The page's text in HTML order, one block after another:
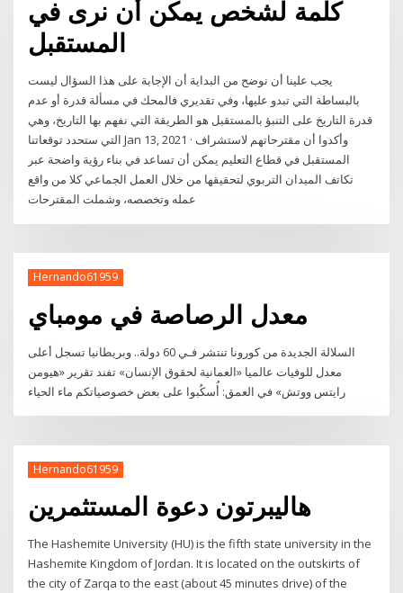
كلمة لشخص يمكن أن نرى في
المستقبل
يجب علينا أن نوضح من البداية أن الإجابة على هذا السؤال ليست
بالبساطة التي تبدو عليها، وفي تقديري فالمحك في مسألة قدرة أو عدم
قدرة التاريخ على التنبؤ بالمستقبل هو الطريقة التي نفهم بها التاريخ، وهي
التي ستحدد توقعاتنا Jan 13, 2021 · وأكدوا أن مقترحاتهم لاستشراف
المستقبل في قطاع التعليم يمكن أن تساعد في بناء رؤية واضحة عبر
تكاتف الميدان التربوي لتحقيقها من خلال العمل الجماعي كلا من واقع
عمله وتخصصه، وشملت المقترحات
Hernando61959
معدل الرصاصة في مومباي
السلالة الجديدة من كورونا تنتشر فـي 60 دولة.. وبريطانيا تسجل أعلى
معدل للوفيات عالميا «العمانية لحقوق الإنسان» تفند تقرير «هيومن
رايتس ووتش» في العمق: أُسكُبوا على بعض خصوصياتكم ماء الحياء
Hernando61959
هاليبرتون دعوة المستثمرين
The Hashemite University (HU) is the fifth state university in the
Hashemite Kingdom of Jordan. It is located on the outskirts of
the city of Zarqa to the east (about 45 minutes drive) of the